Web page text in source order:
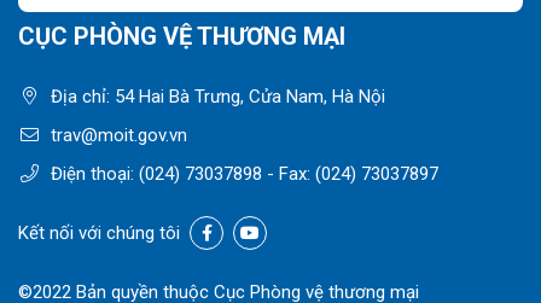
CỤC PHÒNG VỆ THƯƠNG MẠI
Địa chỉ: 54 Hai Bà Trưng, Cửa Nam, Hà Nội
trav@moit.gov.vn
Điện thoại: (024) 73037898 - Fax: (024) 73037897
Kết nối với chúng tôi
©2022 Bản quyền thuộc Cục Phòng vệ thương mại